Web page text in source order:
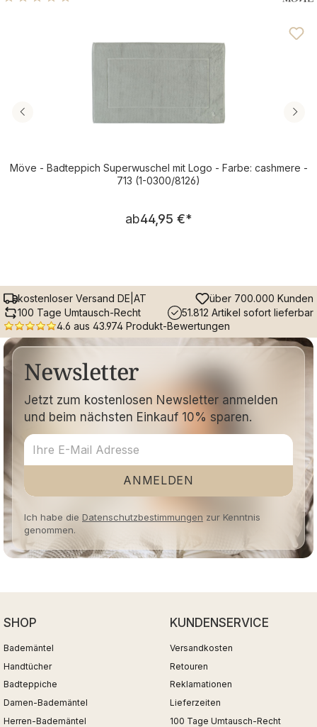
Möve - Badteppich Superwuschel mit Logo - Farbe: cashmere -
713 (1-0300/8126)
Regulärer Preis:
ab44,95 €*
kostenloser Versand DE|AT
über 700.000 Kunden
100 Tage Umtausch-Recht
51.812 Artikel sofort lieferbar
4.6 aus 43.974 Produkt-Bewertungen
Newsletter
Jetzt zum kostenlosen Newsletter anmelden
und beim nächsten Einkauf 10% sparen.
ANMELDEN
Ich habe die Datenschutzbestimmungen zur Kenntnis
genommen.
SHOP
Bademäntel
Handtücher
Badteppiche
Damen-Bademäntel
Herren-Bademäntel
KUNDENSERVICE
Versandkosten
Retouren
Reklamationen
Lieferzeiten
100 Tage Umtausch-Recht